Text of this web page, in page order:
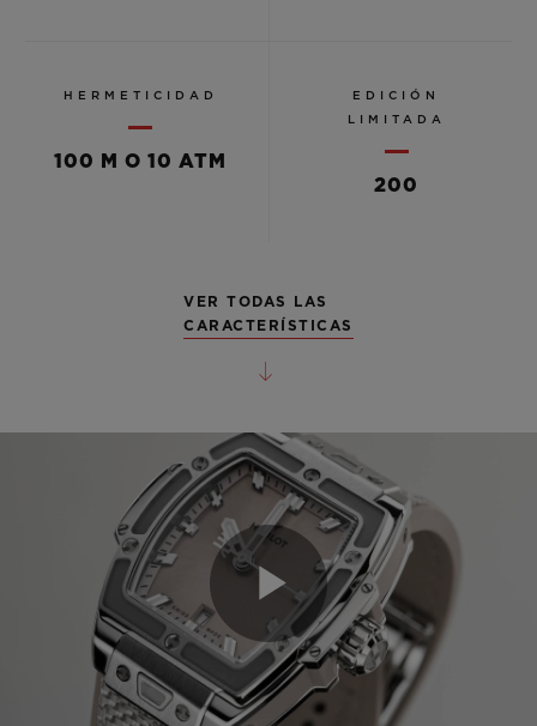
HERMETICIDAD
100 M O 10 ATM
EDICIÓN
LIMITADA
200
VER TODAS LAS
CARACTERÍSTICAS
Play